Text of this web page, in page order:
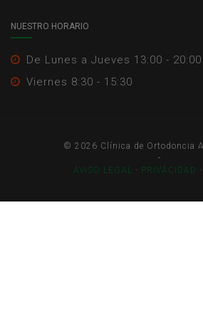
NUESTRO HORARIO
De Lunes a Jueves 13:00 - 20:00
Viernes 8:30 - 15:30
© 2026 Clínica de Ortodoncia
-
AVISO LEGAL · PRIVACIDAD ·